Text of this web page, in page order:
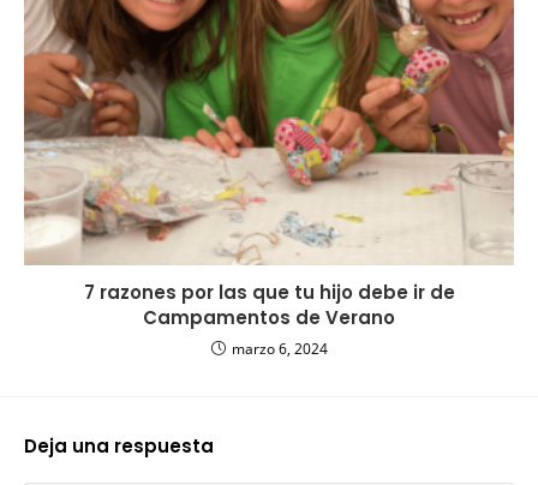
7 razones por las que tu hijo debe ir de
Campamentos de Verano
marzo 6, 2024
Deja una respuesta